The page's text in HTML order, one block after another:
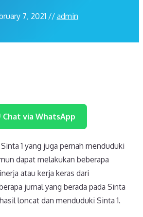
7, 2021 // admin
Chat via WhatsApp
1 yang juga pernah menduduki
dapat melakukan beberapa
atau kerja keras dari
jurnal yang berada pada Sinta
loncat dan menduduki Sinta 1.